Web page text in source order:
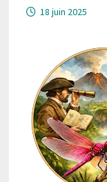
18 juin 2025